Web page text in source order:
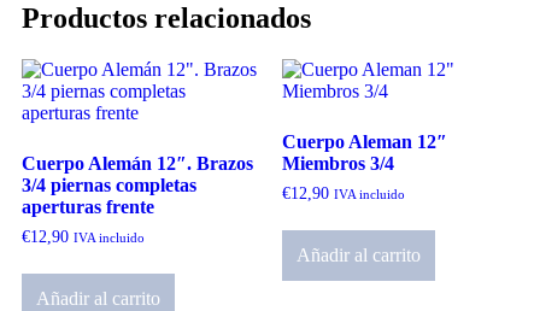
Productos relacionados
Cuerpo Alemán 12″. Brazos
3/4 piernas completas
aperturas frente
€12,90 IVA incluido
Añadir al carrito
Cuerpo Aleman 12″
Miembros 3/4
€12,90 IVA incluido
Añadir al carrito